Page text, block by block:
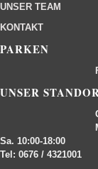
UNSER TEAM
KONTAKT
PARKEN
UNSER
Sa. 10:00-18:00
Tel: 0676 / 4321001